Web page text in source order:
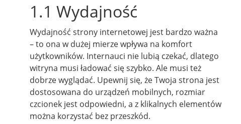
1.1 Wydajność
Wydajność strony internetowej jest bardzo ważna
– to ona w dużej mierze wpływa na komfort
użytkowników. Internauci nie lubią czekać, dlatego
witryna musi ładować się szybko. Ale musi też
dobrze wyglądać. Upewnij się, że Twoja strona jest
dostosowana do urządzeń mobilnych, rozmiar
czcionek jest odpowiedni, a z klikalnych elementów
można korzystać bez przeszkód.